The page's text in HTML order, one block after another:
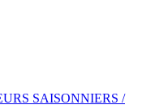
SAISONNIERS /